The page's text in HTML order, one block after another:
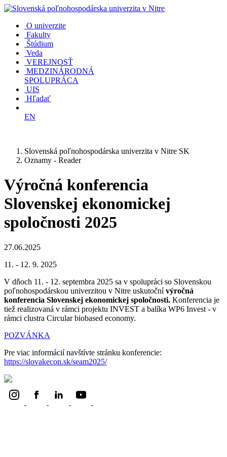
O univerzite
Fakulty
Štúdium
Veda
VEREJNOSŤ
MEDZINÁRODNÁ
SPOLUPRÁCA
UIS
Hľadať
EN
Slovenská poľnohospodárska univerzita v Nitre SK
Oznamy - Reader
Výročná konferencia
Slovenskej ekonomickej
spoločnosti 2025
27.06.2025
11. - 12. 9. 2025
V dňoch 11. - 12. septembra 2025 sa v spolupráci so Slovenskou
poľnohospodárskou univerzitou v Nitre uskutočnívýročná
konferencia Slovenskej ekonomickej spoločnosti. Konferencia je
tiež realizovaná v rámci projektu INVEST a balíka WP6 Invest - v
rámci clustra Circular biobased economy.
POZVÁNKA
Pre viac informácií navštívte stránku konferencie:
https://slovakecon.sk/seam2025/